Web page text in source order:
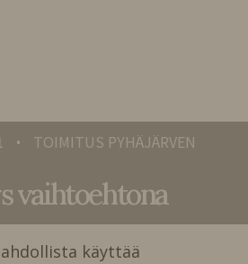
•
TOIMITUS PYHÄJÄRVEN
vaihtoehtona
käyttää